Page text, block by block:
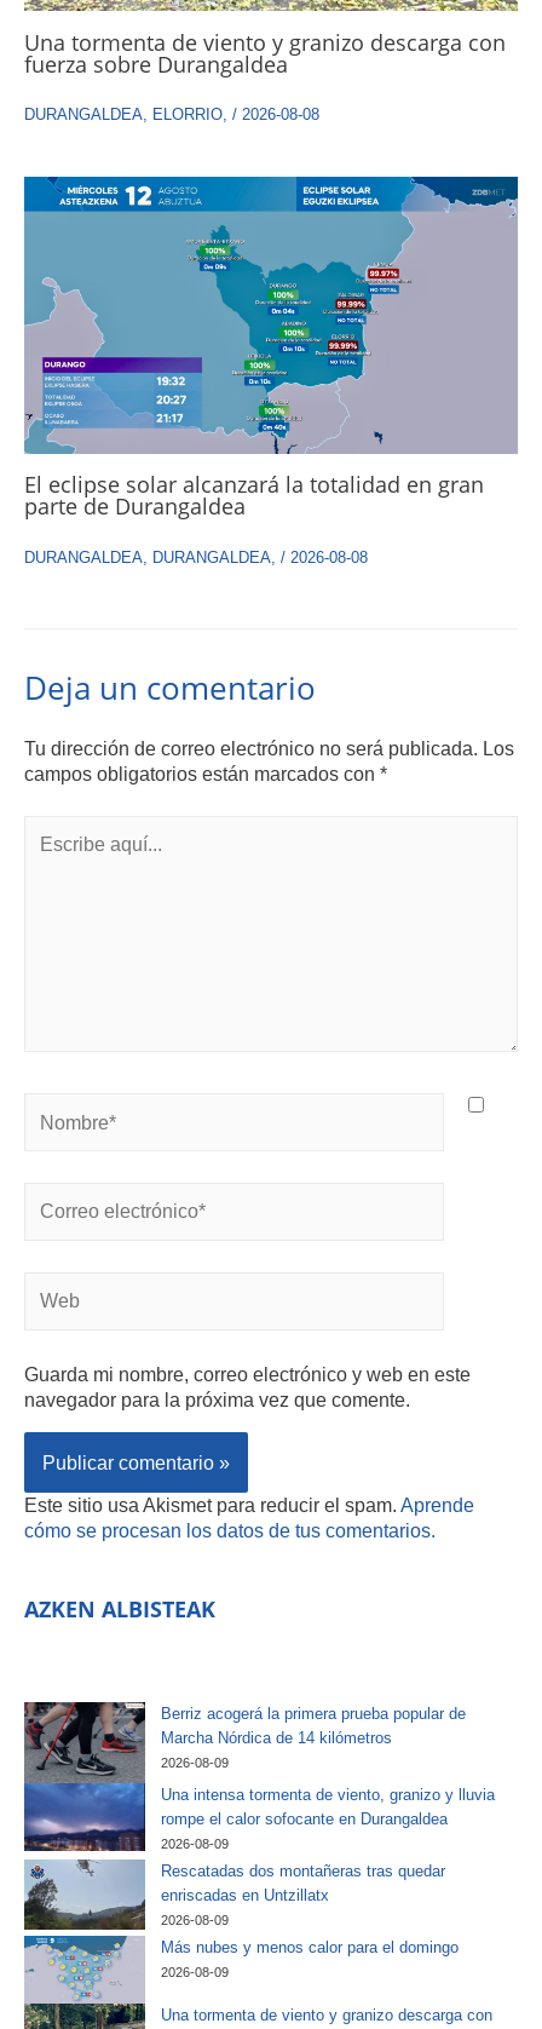
Una tormenta de viento y granizo descarga con
fuerza sobre Durangaldea
DURANGALDEA, ELORRIO, / 2026-08-08
El eclipse solar alcanzará la totalidad en gran
parte de Durangaldea
DURANGALDEA DURANGALDEA / 2026-08-08
Deja un comentario
Tu dirección de correo electrónico no será publicada. Los
campos obligatorios están marcados con *
Guarda mi nombre, correo electrónico y web en este
navegador para la próxima vez que comente.
Este sitio usa Akismet para reducir el spam. Aprende
cómo se procesan los datos de tus comentarios.
AZKEN ALBISTEAK
Berriz acogerá la primera prueba popular de
Marcha Nórdica de 14 kilómetros
2026-08-09
Una intensa tormenta de viento, granizo y lluvia
rompe el calor sofocante en Durangaldea
2026-08-09
Rescatadas dos montañeras tras quedar
enriscadas en Untzillatx
2026-08-09
Más nubes y menos calor para el domingo
2026-08-09
Una tormenta de viento y granizo descarga con